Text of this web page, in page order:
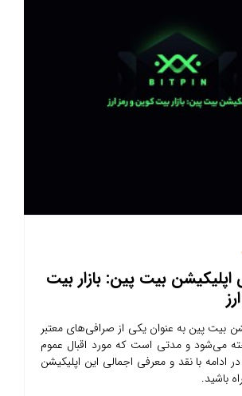
اپلیکیشن بیت پین: بازار بیت
بیت پین به عنوان یکی از صرافی‌های معتبر
می‌شود و مدتی است که مورد اقبال عموم
ادامه با نقد و معرفی اجمالی این اپلیکیشن
باشید.